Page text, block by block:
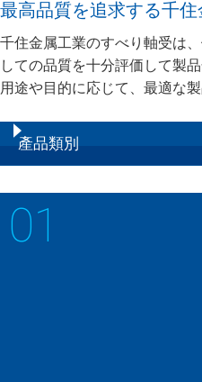
最高品質を追求する千
千住金属工業のすべり軸受は
しての品質を十分評価して製
用途や目的に応じて、最適な
產品類別
01